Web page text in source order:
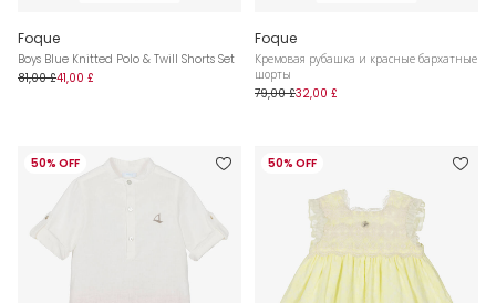
Foque
Boys Blue Knitted Polo & Twill Shorts Set
81,00 £41,00 £
Foque
Кремовая рубашка и красные бархатные
шорты
79,00 £32,00 £
50% OFF 50% OFF